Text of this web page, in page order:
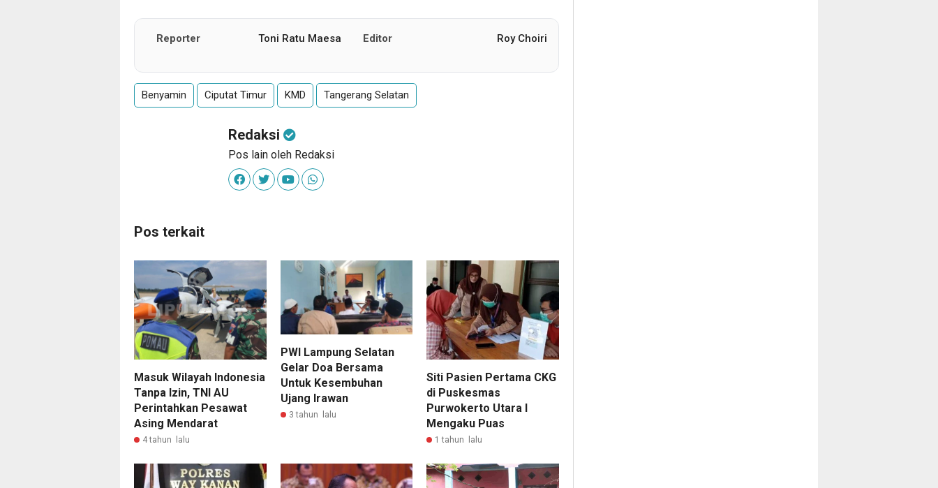
Reporter Toni Ratu Maesa Editor Roy Choiri
Benyamin Ciputat Timur KMD Tangerang Selatan
Redaksi
Pos lain oleh Redaksi
Pos terkait
Masuk Wilayah Indonesia
Tanpa Izin, TNI AU
Perintahkan Pesawat
Asing Mendarat
4 tahun lalu
PWI Lampung Selatan
Gelar Doa Bersama
Untuk Kesembuhan
Ujang Irawan
3 tahun lalu
Siti Pasien Pertama CKG
di Puskesmas
Purwokerto Utara I
Mengaku Puas
1 tahun lalu